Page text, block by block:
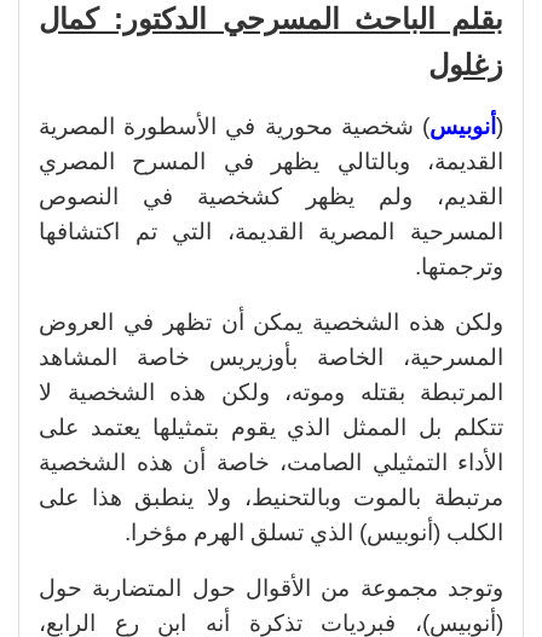
بقلم الباحث المسرحي الدكتور: كمال
زغلول
( أنوبيس) شخصية محورية في الأسطورة المصرية
القديمة، وبالتالي يظهر في المسرح المصري
القديم، ولم يظهر كشخصية في النصوص
المسرحية المصرية القديمة، التي تم اكتشافها
وترجمتها.
ولكن هذه الشخصية يمكن أن تظهر في العروض
المسرحية، الخاصة بأوزيريس خاصة المشاهد
المرتبطة بقتله وموته، ولكن هذه الشخصية لا
تتكلم بل الممثل الذي يقوم بتمثيلها يعتمد على
الأداء التمثيلي الصامت، خاصة أن هذه الشخصية
مرتبطة بالموت وبالتحنيط، ولا ينطبق هذا على
الكلب (أنوبيس) الذي تسلق الهرم مؤخرا.
وتوجد مجموعة من الأقوال حول المتضاربة حول
(أنوبيس)، فبرديات تذكرة أنه ابن رع الرابع،